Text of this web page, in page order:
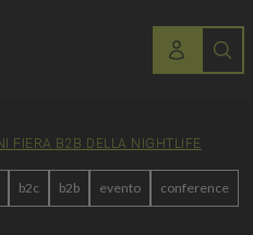
FIERA B2B DELLA NIGHTLIFE
b2c b2b evento conference